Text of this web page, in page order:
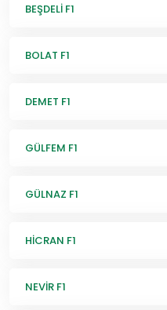
BEŞDELİ F1
BOLAT F1
DEMET F1
GÜLFEM F1
GÜLNAZ F1
HİCRAN F1
NEVİR F1